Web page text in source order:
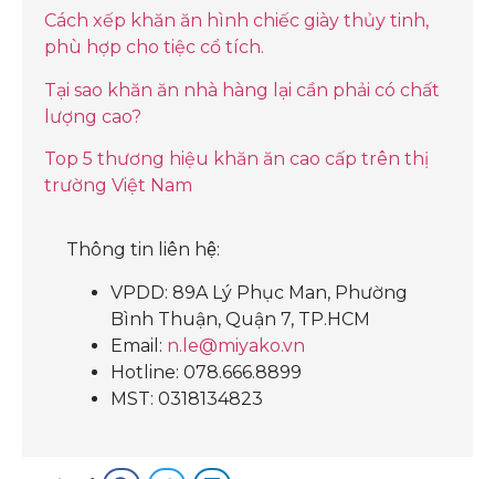
Cách xếp khăn ăn hình chiếc giày thủy tinh,
phù hợp cho tiệc cổ tích.
Tại sao khăn ăn nhà hàng lại cần phải có chất
lượng cao?
Top 5 thương hiệu khăn ăn cao cấp trên thị
trường Việt Nam
Thông tin liên hệ:
VPDD: 89A Lý Phục Man, Phường
Bình Thuận, Quận 7, TP.HCM
Email: n.le@miyako.vn
Hotline: 078.666.8899
MST: 0318134823